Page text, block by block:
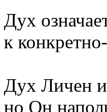
Дух
к
Дух Личен и
но Он